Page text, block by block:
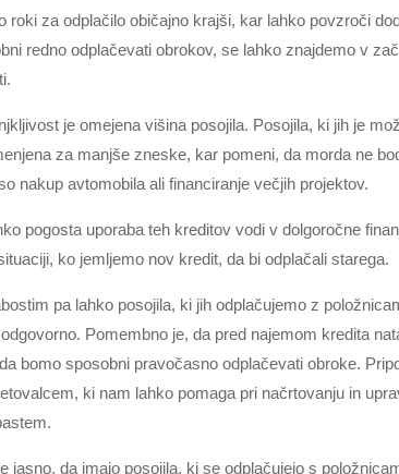
roki za odplačilo običajno krajši, kar lahko povzroči
redno odplačevati obrokov, se lahko znajdemo v
je omejena višina posojila. Posojila, ki jih je
za manjše zneske, kar pomeni, da morda ne
nakup avtomobila ali financiranje večjih projektov.
pogosta uporaba teh kreditov vodi v dolgoročne
ko jemljemo nov kredit, da bi odplačali starega.
pa lahko posojila, ki jih odplačujemo z
Pomembno je, da pred najemom kredita
bomo sposobni pravočasno odplačevati obroke.
ki nam lahko pomaga pri načrtovanju in
jasno, da imajo posojila, ki se odplačujejo s